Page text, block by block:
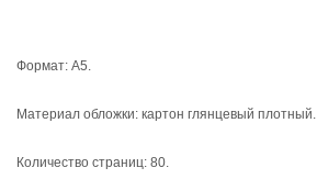
Формат: А5.
Материал обложки: картон глянцевый плотный.
Количество страниц: 80.